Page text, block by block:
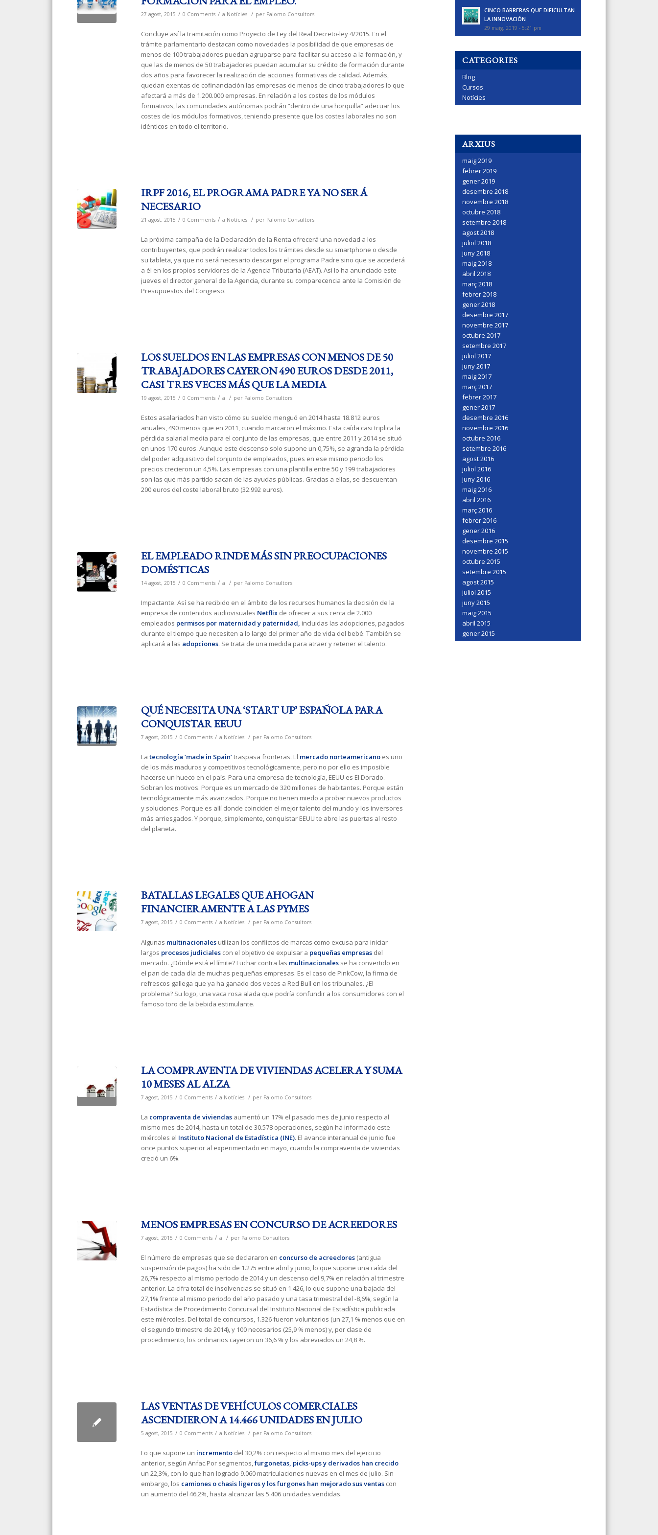
27 agost, 2015 / 0 Comments / a Notícies / per Palomo Consultors
Concluye así la tramitación como Proyecto de Ley del Real Decreto-ley 4/2015. En el
trámite parlamentario destacan como novedades la posibilidad de que empresas de
menos de 100 trabajadores puedan agruparse para facilitar su acceso a la formación, y
que las de menos de 50 trabajadores puedan acumular su crédito de formación durante
dos años para favorecer la realización de acciones formativas de calidad. Además,
quedan exentas de cofinanciación las empresas de menos de cinco trabajadores lo que
afectará a más de 1.200.000 empresas. En relación a los costes de los módulos
formativos, las comunidades autónomas podrán “dentro de una horquilla” adecuar los
costes de los módulos formativos, teniendo presente que los costes laborales no son
idénticos en todo el territorio.
IRPF 2016, EL PROGRAMA PADRE YA NO SERÁ
NECESARIO
21 agost, 2015 / 0 Comments / a Notícies / per Palomo Consultors
La próxima campaña de la Declaración de la Renta ofrecerá una novedad a los
contribuyentes, que podrán realizar todos los trámites desde su smartphone o desde
su tableta, ya que no será necesario descargar el programa Padre sino que se accederá
a él en los propios servidores de la Agencia Tributaria (AEAT). Así lo ha anunciado este
jueves el director general de la Agencia, durante su comparecencia ante la Comisión de
Presupuestos del Congreso.
LOS SUELDOS EN LAS EMPRESAS CON MENOS DE 50
TRABAJADORES CAYERON 490 EUROS DESDE 2011,
CASI TRES VECES MÁS QUE LA MEDIA
19 agost, 2015 / 0 Comments / a / per Palomo Consultors
Estos asalariados han visto cómo su sueldo menguó en 2014 hasta 18.812 euros
anuales, 490 menos que en 2011, cuando marcaron el máximo. Esta caída casi triplica la
pérdida salarial media para el conjunto de las empresas, que entre 2011 y 2014 se situó
en unos 170 euros. Aunque este descenso solo supone un 0,75%, se agranda la pérdida
del poder adquisitivo del conjunto de empleados, pues en ese mismo periodo los
precios crecieron un 4,5%. Las empresas con una plantilla entre 50 y 199 trabajadores
son las que más partido sacan de las ayudas públicas. Gracias a ellas, se descuentan
200 euros del coste laboral bruto (32.992 euros).
EL EMPLEADO RINDE MÁS SIN PREOCUPACIONES
DOMÉSTICAS
14 agost, 2015 / 0 Comments / a / per Palomo Consultors
Impactante. Así se ha recibido en el ámbito de los recursos humanos la decisión de la
empresa de contenidos audiovisuales Netflix de ofrecer a sus cerca de 2.000
empleados permisos por maternidad y paternidad, incluidas las adopciones, pagados
durante el tiempo que necesiten a lo largo del primer año de vida del bebé. También se
aplicará a las adopciones. Se trata de una medida para atraer y retener el talento.
QUÉ NECESITA UNA ‘START UP’ ESPAÑOLA PARA
CONQUISTAR EEUU
7 agost, 2015 / 0 Comments / a Notícies / per Palomo Consultors
La tecnología ‘made in Spain’traspasa fronteras. El mercado norteamericano es uno
de los más maduros y competitivos tecnológicamente, pero no por ello es imposible
hacerse un hueco en el país. Para una empresa de tecnología, EEUU es El Dorado.
Sobran los motivos. Porque es un mercado de 320 millones de habitantes. Porque están
tecnológicamente más avanzados. Porque no tienen miedo a probar nuevos productos
y soluciones. Porque es allí donde coinciden el mejor talento del mundo y los inversores
más arriesgados. Y porque, simplemente, conquistar EEUU te abre las puertas al resto
del planeta.
BATALLAS LEGALES QUE AHOGAN
FINANCIERAMENTE A LAS PYMES
7 agost, 2015 / 0 Comments / a Notícies / per Palomo Consultors
Algunas multinacionales utilizan los conflictos de marcas como excusa para iniciar
largos procesos judiciales con el objetivo de expulsar a pequeñas empresas del
mercado. ¿Dónde está el límite? Luchar contra las multinacionales se ha convertido en
el pan de cada día de muchas pequeñas empresas. Es el caso de PinkCow, la firma de
refrescos gallega que ya ha ganado dos veces a Red Bull en los tribunales. ¿El
problema? Su logo, una vaca rosa alada que podría confundir a los consumidores con el
famoso toro de la bebida estimulante.
LA COMPRAVENTA DE VIVIENDAS ACELERA Y SUMA
10 MESES AL ALZA
7 agost, 2015 / 0 Comments / a Notícies / per Palomo Consultors
La compraventa de viviendas aumentó un 17% el pasado mes de junio respecto al
mismo mes de 2014, hasta un total de 30.578 operaciones, según ha informado este
miércoles el Instituto Nacional de Estadística (INE). El avance interanual de junio fue
once puntos superior al experimentado en mayo, cuando la compraventa de viviendas
creció un 6%.
MENOS EMPRESAS EN CONCURSO DE ACREEDORES
7 agost, 2015 / 0 Comments / a / per Palomo Consultors
El número de empresas que se declararon en concurso de acreedores (antigua
suspensión de pagos) ha sido de 1.275 entre abril y junio, lo que supone una caída del
26,7% respecto al mismo periodo de 2014 y un descenso del 9,7% en relación al trimestre
anterior. La cifra total de insolvencias se situó en 1.426, lo que supone una bajada del
27,1% frente al mismo periodo del año pasado y una tasa trimestral del -8,6%, según la
Estadística de Procedimiento Concursal del Instituto Nacional de Estadística publicada
este miércoles. Del total de concursos, 1.326 fueron voluntarios (un 27,1 % menos que en
el segundo trimestre de 2014), y 100 necesarios (25,9 % menos) y, por clase de
procedimiento, los ordinarios cayeron un 36,6 % y los abreviados un 24,8 %.
LAS VENTAS DE VEHÍCULOS COMERCIALES
ASCENDIERON A 14.466 UNIDADES EN JULIO
5 agost, 2015 / 0 Comments / a Notícies / per Palomo Consultors
Lo que supone un incremento del 30,2% con respecto al mismo mes del ejercicio
anterior, según Anfac.Por segmentos,furgonetas, picks-ups y derivados han crecido
un 22,3%, con lo que han logrado 9.060 matriculaciones nuevas en el mes de julio. Sin
embargo, los camiones o chasis ligeros y los furgones han mejorado sus ventas con
un aumento del 46,2%, hasta alcanzar las 5.406 unidades vendidas.
CINCO BARRERAS QUE DIFICULTAN
LA INNOVACIÓN
29 maig, 2019 - 5:21 pm
CATEGORIES
Blog
Cursos
Notícies
ARXIUS
maig 2019
febrer 2019
gener 2019
desembre 2018
novembre 2018
octubre 2018
setembre 2018
agost 2018
juliol 2018
juny 2018
maig 2018
abril 2018
març 2018
febrer 2018
gener 2018
desembre 2017
novembre 2017
octubre 2017
setembre 2017
juliol 2017
juny 2017
maig 2017
març 2017
febrer 2017
gener 2017
desembre 2016
novembre 2016
octubre 2016
setembre 2016
agost 2016
juliol 2016
juny 2016
maig 2016
abril 2016
març 2016
febrer 2016
gener 2016
desembre 2015
novembre 2015
octubre 2015
setembre 2015
agost 2015
juliol 2015
juny 2015
maig 2015
abril 2015
gener 2015